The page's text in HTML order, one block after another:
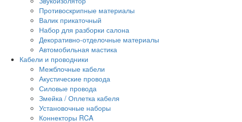
Противоскрипные материалы
Валик прикаточный
Набор для разборки салона
Декоративно-отделочные материалы
Автомобильная мастика
Кабели и проводники
Межблочные кабели
Акустические провода
Силовые провода
Змейка / Оплетка кабеля
Установочные наборы
Коннекторы RCA